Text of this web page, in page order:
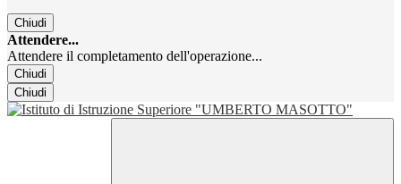
Chiudi
Attendere...
Attendere il completamento dell'operazione...
Chiudi
Chiudi